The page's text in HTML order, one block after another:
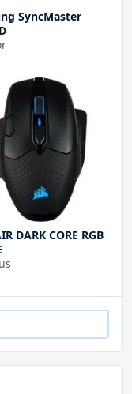
SyncMaster
DARK CORE RGB